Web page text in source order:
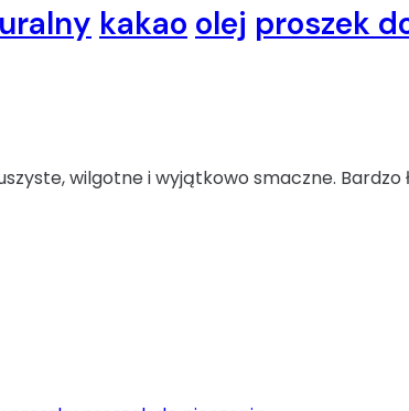
kakao olej proszek
wilgotne i wyjątkowo smaczne.